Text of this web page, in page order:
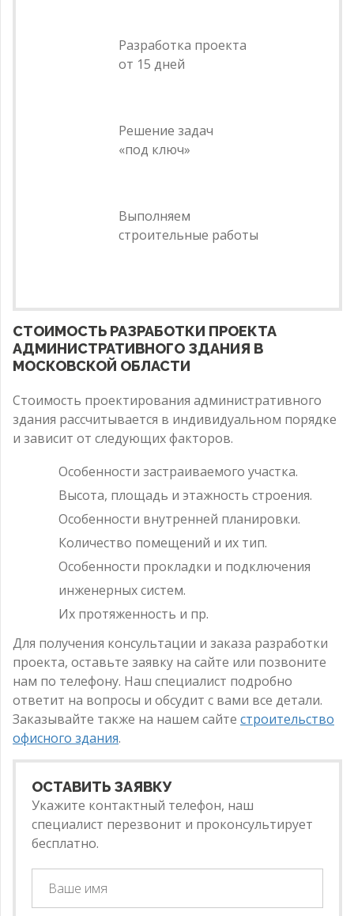
Разработка проекта
от 15 дней
Решение задач
«под ключ»
Выполняем
строительные работы
СТОИМОСТЬ РАЗРАБОТКИ ПРОЕКТА
АДМИНИСТРАТИВНОГО ЗДАНИЯ В
МОСКОВСКОЙ ОБЛАСТИ
Стоимость проектирования административного
здания рассчитывается в индивидуальном порядке
и зависит от следующих факторов.
Особенности застраиваемого участка.
Высота, площадь и этажность строения.
Особенности внутренней планировки.
Количество помещений и их тип.
Особенности прокладки и подключения
инженерных систем.
Их протяженность и пр.
Для получения консультации и заказа разработки
проекта, оставьте заявку на сайте или позвоните
нам по телефону. Наш специалист подробно
ответит на вопросы и обсудит с вами все детали.
Заказывайте также на нашем сайте строительство
офисного здания.
ОСТАВИТЬ ЗАЯВКУ
Укажите контактный телефон, наш
специалист перезвонит и проконсультирует
бесплатно.